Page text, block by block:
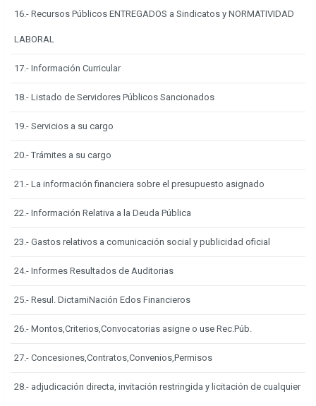
16.- Recursos Públicos ENTREGADOS a Sindicatos y NORMATIVIDAD
LABORAL
17.- Información Curricular
18.- Listado de Servidores Públicos Sancionados
19.- Servicios a su cargo
20.- Trámites a su cargo
21.- La información financiera sobre el presupuesto asignado
22.- Información Relativa a la Deuda Pública
23.- Gastos relativos a comunicación social y publicidad oficial
24.- Informes Resultados de Auditorias
25.- Resul. DictamiNación Edos Financieros
26.- Montos,Criterios,Convocatorias asigne o use Rec.Púb.
27.- Concesiones,Contratos,Convenios,Permisos
28.- adjudicación directa, invitación restringida y licitación de cualquier